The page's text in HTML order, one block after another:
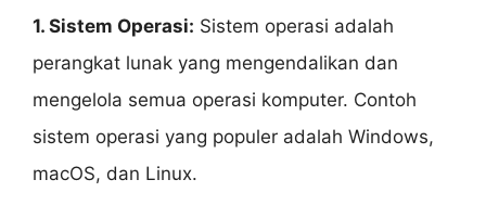
1. Sistem Operasi: Sistem operasi adalah
perangkat lunak yang mengendalikan dan
mengelola semua operasi komputer. Contoh
sistem operasi yang populer adalah Windows,
macOS, dan Linux.